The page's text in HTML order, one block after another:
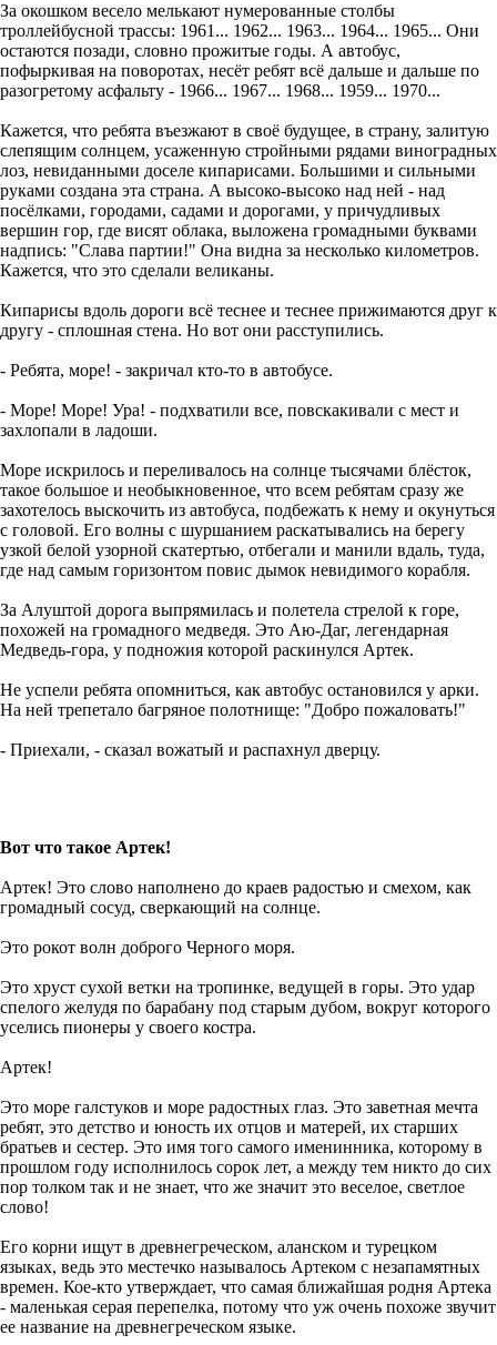
За окошком весело мелькают нумерованные столбы
троллейбусной трассы: 1961... 1962... 1963... 1964... 1965... Они
остаются позади, словно прожитые годы. А автобус,
пофыркивая на поворотах, несёт ребят всё дальше и дальше по
разогретому асфальту - 1966... 1967... 1968... 1959... 1970...
Кажется, что ребята въезжают в своё будущее, в страну, залитую
слепящим солнцем, усаженную стройными рядами виноградных
лоз, невиданными доселе кипарисами. Большими и сильными
руками создана эта страна. А высоко-высоко над ней - над
посёлками, городами, садами и дорогами, у причудливых
вершин гор, где висят облака, выложена громадными буквами
надпись: "Слава партии!" Она видна за несколько километров.
Кажется, что это сделали великаны.
Кипарисы вдоль дороги всё теснее и теснее прижимаются друг к
другу - сплошная стена. Но вот они расступились.
- Ребята, море! - закричал кто-то в автобусе.
- Море! Море! Ура! - подхватили все, повскакивали с мест и
захлопали в ладоши.
Море искрилось и переливалось на солнце тысячами блёсток,
такое большое и необыкновенное, что всем ребятам сразу же
захотелось выскочить из автобуса, подбежать к нему и окунуться
с головой. Его волны с шуршанием раскатывались на берегу
узкой белой узорной скатертью, отбегали и манили вдаль, туда,
где над самым горизонтом повис дымок невидимого корабля.
За Алуштой дорога выпрямилась и полетела стрелой к горе,
похожей на громадного медведя. Это Аю-Даг, легендарная
Медведь-гора, у подножия которой раскинулся Артек.
Не успели ребята опомниться, как автобус остановился у арки.
На ней трепетало багряное полотнище: "Добро пожаловать!"
- Приехали, - сказал вожатый и распахнул дверцу.
Вот что такое Артек!
Артек! Это слово наполнено до краев радостью и смехом, как
громадный сосуд, сверкающий на солнце.
Это рокот волн доброго Черного моря.
Это хруст сухой ветки на тропинке, ведущей в горы. Это удар
спелого желудя по барабану под старым дубом, вокруг которого
уселись пионеры у своего костра.
Артек!
Это море галстуков и море радостных глаз. Это заветная мечта
ребят, это детство и юность их отцов и матерей, их старших
братьев и сестер. Это имя того самого именинника, которому в
прошлом году исполнилось сорок лет, а между тем никто до сих
пор толком так и не знает, что же значит это веселое, светлое
слово!
Его корни ищут в древнегреческом, аланском и турецком
языках, ведь это местечко называлось Артеком с незапамятных
времен. Кое-кто утверждает, что самая ближайшая родня Артека
- маленькая серая перепелка, потому что уж очень похоже звучит
ее название на древнегреческом языке.